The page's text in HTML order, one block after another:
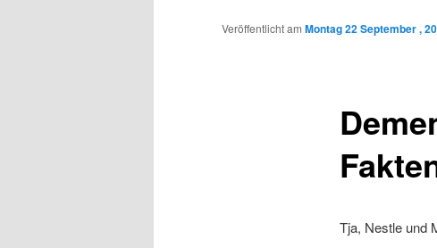
Inhalt
Veröffentlicht am Montag 22 September ,
Tja, Nestle und